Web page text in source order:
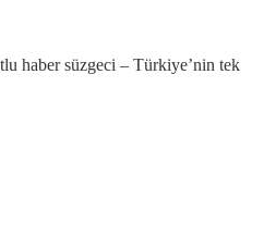
haber süzgeci – Türkiye’nin tek